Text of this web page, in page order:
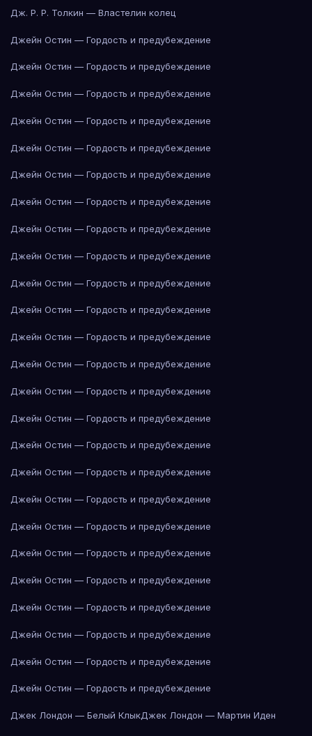
Дж. Р. Р. Толкин — Властелин колец
Джейн Остин — Гордость и предубеждение
Джейн Остин — Гордость и предубеждение
Джейн Остин — Гордость и предубеждение
Джейн Остин — Гордость и предубеждение
Джейн Остин — Гордость и предубеждение
Джейн Остин — Гордость и предубеждение
Джейн Остин — Гордость и предубеждение
Джейн Остин — Гордость и предубеждение
Джейн Остин — Гордость и предубеждение
Джейн Остин — Гордость и предубеждение
Джейн Остин — Гордость и предубеждение
Джейн Остин — Гордость и предубеждение
Джейн Остин — Гордость и предубеждение
Джейн Остин — Гордость и предубеждение
Джейн Остин — Гордость и предубеждение
Джейн Остин — Гордость и предубеждение
Джейн Остин — Гордость и предубеждение
Джейн Остин — Гордость и предубеждение
Джейн Остин — Гордость и предубеждение
Джейн Остин — Гордость и предубеждение
Джейн Остин — Гордость и предубеждение
Джейн Остин — Гордость и предубеждение
Джейн Остин — Гордость и предубеждение
Джейн Остин — Гордость и предубеждение
Джейн Остин — Гордость и предубеждение
Джек Лондон — Белый КлыкДжек Лондон — Мартин Иден